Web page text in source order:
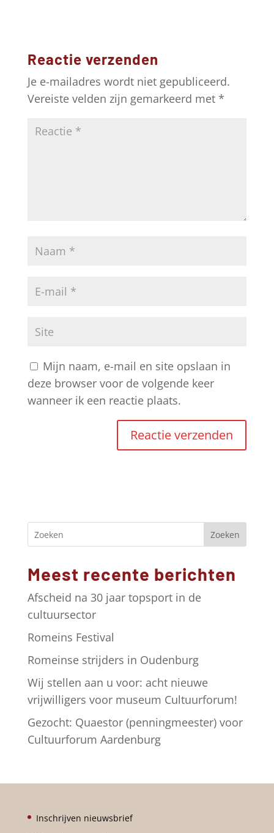
Reactie verzenden
Je e-mailadres wordt niet gepubliceerd.
Vereiste velden zijn gemarkeerd met *
Mijn naam, e-mail en site opslaan in
deze browser voor de volgende keer
wanneer ik een reactie plaats.
r
n
t
i
v
e
Zoeken
Meest recente berichten
Afscheid na 30 jaar topsport in de
cultuursector
Romeins Festival
Romeinse strijders in Oudenburg
Wij stellen aan u voor: acht nieuwe
vrijwilligers voor museum Cultuurforum!
Gezocht: Quaestor (penningmeester) voor
Cultuurforum Aardenburg
Inschrijven nieuwsbrief